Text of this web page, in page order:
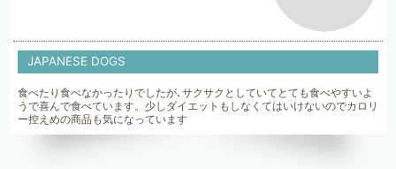
JAPANESE DOGS
食べたり食べなかったりでしたが､サクサクとしていてとても食べやすいよ
うで喜んで食べています。少しダイエットもしなくてはいけないのでカロリ
ー控えめの商品も気になっています